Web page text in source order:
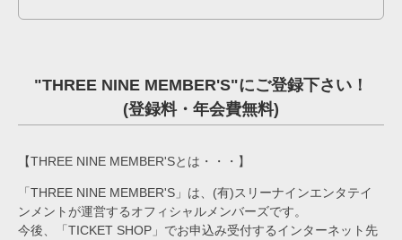
"THREE NINE MEMBER'S"にご登録下さい！
(登録料・年会費無料)
【THREE NINE MEMBER'Sとは・・・】
「THREE NINE MEMBER'S」は、(有)スリーナインエンタテイ
ンメントが運営するオフィシャルメンバーズです。
今後、「TICKET SHOP」でお申込み受付するインターネット先